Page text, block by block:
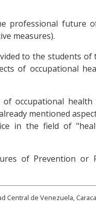
professional future
measures).
to the students of
of occupational
occupational
mentioned
in the field of
of Prevention or
Central de Venezuela,